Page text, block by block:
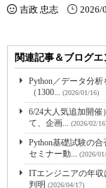
吉政 忠志 2026/
関連記事＆ブログエ
Python／データ分
（1300... (2026/01/16)
6/24大人気追加開催
て、企画... (2026/02/
Python基礎試験の
セミナー動... (2026/
ITエンジニアの年
判明 (2026/04/17)